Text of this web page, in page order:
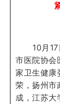
10月
市医院协会
家卫生健康
荣，扬州市
成，江苏大